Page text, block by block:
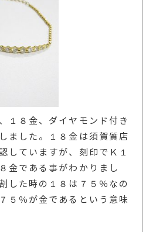
１８金、ダイヤモンド付き
ました。１８金は須賀質店
していますが、刻印でＫ１
金である事がわかりまし
した時の１８は７５％なの
５％が金であるという意味